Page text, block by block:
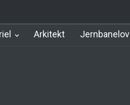
Arkitekt Jernbanelov